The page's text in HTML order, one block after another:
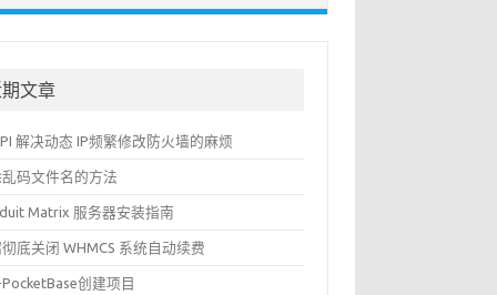
文章
解决动态 IP频繁修改防火墙的麻烦
码文件名的方法
Matrix 服务器安装指南
底关闭 WHMCS 系统自动续费
创建项目